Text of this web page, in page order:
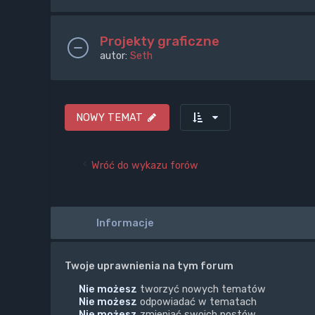
Projekty graficzne
autor: Seth
NOWY TEMAT
Wróć do wykazu forów
Informacje
Twoje uprawnienia na tym forum
Nie możesz tworzyć nowych tematów
Nie możesz odpowiadać w tematach